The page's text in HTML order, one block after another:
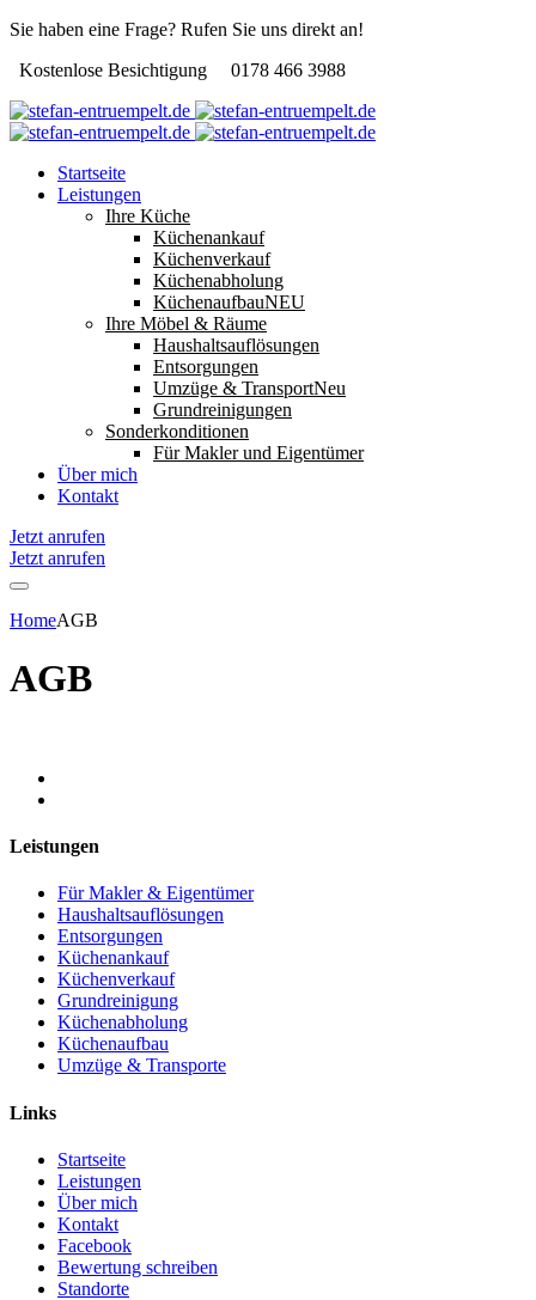
Sie haben eine Frage? Rufen Sie uns direkt an!
Kostenlose Besichtigung
0178 466 3988
Startseite
Leistungen
Ihre Küche
Küchenankauf
Küchenverkauf
Küchenabholung
KüchenaufbauNEU
Ihre Möbel & Räume
Haushaltsauflösungen
Entsorgungen
Umzüge & TransportNeu
Grundreinigungen
Sonderkonditionen
Für Makler und Eigentümer
Über mich
Kontakt
Jetzt anrufen
Jetzt anrufen
HomeAGB
AGB
Leistungen
Für Makler & Eigentümer
Haushaltsauflösungen
Entsorgungen
Küchenankauf
Küchenverkauf
Grundreinigung
Küchenabholung
Küchenaufbau
Umzüge & Transporte
Links
Startseite
Leistungen
Über mich
Kontakt
Facebook
Bewertung schreiben
Standorte